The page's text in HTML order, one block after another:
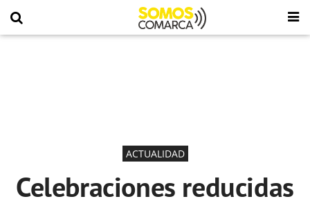
ACTUALIDAD
Celebraciones reducidas